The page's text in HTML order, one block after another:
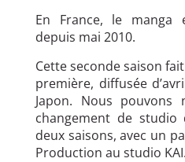
En France, le manga
depuis mai 2010.
Cette seconde saison
première, diffusée
Japon. Nous
changement de studio
deux saisons, avec un
Production au studio KAI.